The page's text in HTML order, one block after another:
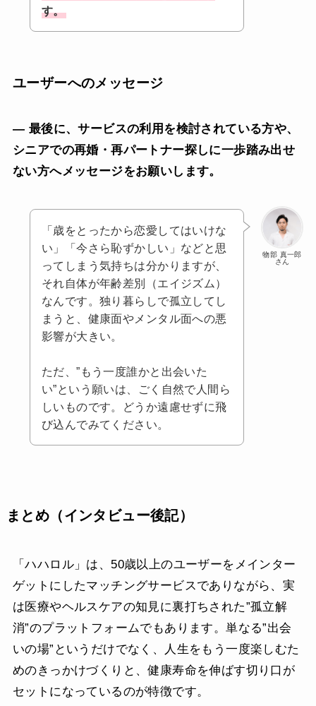
す。
ユーザーへのメッセージ
— 最後に、サービスの利用を検討されている方や、
シニアでの再婚・再パートナー探しに一歩踏み出せ
ない方へメッセージをお願いします。
物部 真一郎
さん
「歳をとったから恋愛してはいけな
い」「今さら恥ずかしい」などと思
ってしまう気持ちは分かりますが、
それ自体が年齢差別（エイジズム）
なんです。独り暮らしで孤立してし
まうと、健康面やメンタル面への悪
影響が大きい。
ただ、”もう一度誰かと出会いた
い”という願いは、ごく自然で人間ら
しいものです。どうか遠慮せずに飛
び込んでみてください。
まとめ（インタビュー後記）
「ハハロル」は、50歳以上のユーザーをメインター
ゲットにしたマッチングサービスでありながら、実
は医療やヘルスケアの知見に裏打ちされた”孤立解
消”のプラットフォームでもあります。単なる”出会
いの場”というだけでなく、人生をもう一度楽しむた
めのきっかけづくりと、健康寿命を伸ばす切り口が
セットになっているのが特徴です。